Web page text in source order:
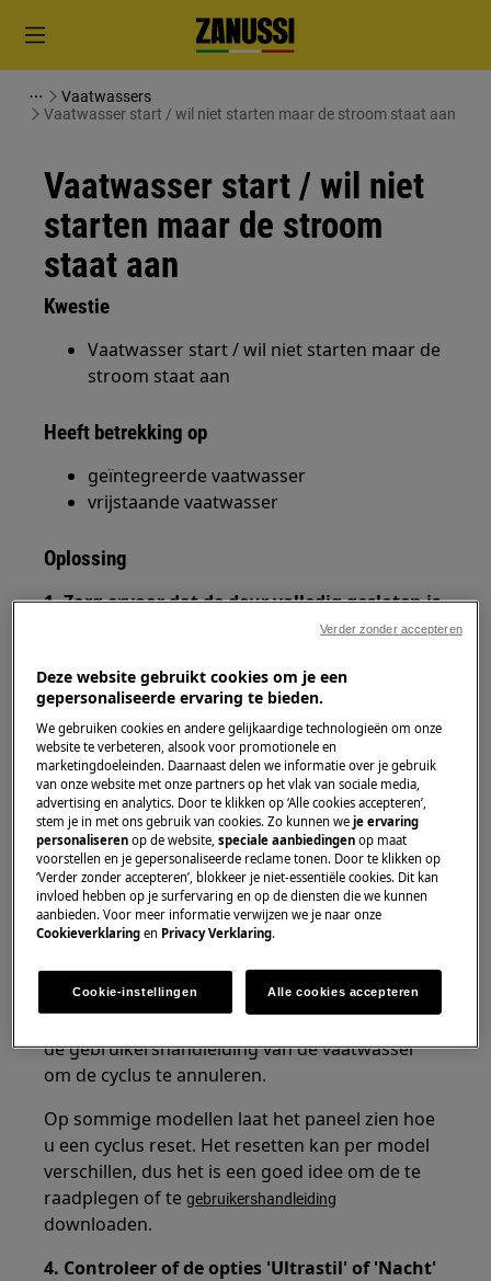
Vaatwassers
Vaatwasser start / wil niet starten maar de stroom staat aan
Vaatwasser start / wil niet
starten maar de stroom
staat aan
Kwestie
Vaatwasser start / wil niet starten maar de
stroom staat aan
Heeft betrekking op
geïntegreerde vaatwasser
vrijstaande vaatwasser
Oplossing
1. Zorg ervoor dat de deur volledig gesloten is.
geeft dit aan dat de deur goed gesloten was.
is uitgeschakeld.
Raadpleeg de gebruikershandleiding voor
gedetailleerde instructies over het uitschakelen
van deze modus.
3. Controleer of de vorige cyclus nog bezig is.
Als een cyclus nog bezig is, moet deze worden
worden geprogrammeerd.
Lees het gedeelte over het annuleren van cycli in
de gebruikershandleiding van de vaatwasser
om de cyclus te annuleren.
Op sommige modellen laat het paneel zien hoe
u een cyclus reset. Het resetten kan per model
verschillen, dus het is een goed idee om de te
raadplegen of tegebruikershandleiding
downloaden.
4. Controleer of de opties 'Ultrastil' of 'Nacht'
Deze website gebruikt cookies om je een
gepersonaliseerde ervaring te bieden.
We gebruiken cookies en andere gelijkaardige technologieën om onze
website te verbeteren, alsook voor promotionele en
marketingdoeleinden. Daarnaast delen we informatie over je gebruik
van onze website met onze partners op het vlak van sociale media,
advertising en analytics. Door te klikken op ‘Alle cookies accepteren’,
stem je in met ons gebruik van cookies. Zo kunnen weje ervaring
personaliseren op de website,speciale aanbiedingen op maat
voorstellen en je gepersonaliseerde reclame tonen. Door te klikken op
‘Verder zonder accepteren’, blokkeer je niet-essentiële cookies. Dit kan
invloed hebben op je surfervaring en op de diensten die we kunnen
aanbieden. Voor meer informatie verwijzen we je naar onze
Cookieverklaring en Privacy Verklaring.
Cookie-instellingen Alle cookies accepteren
Verder zonder accepteren